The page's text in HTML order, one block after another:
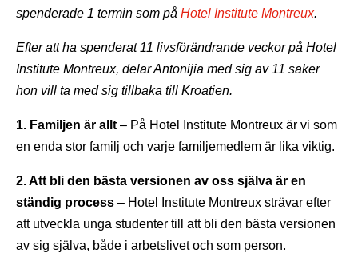
spenderade 1 termin som på Hotel Institute Montreux.
Efter att ha spenderat 11 livsförändrande veckor på Hotel
Institute Montreux, delar Antonijia med sig av 11 saker
hon vill ta med sig tillbaka till Kroatien.
1. Familjen är allt – På Hotel Institute Montreux är vi som
en enda stor familj och varje familjemedlem är lika viktig.
2. Att bli den bästa versionen av oss själva är en
ständig process – Hotel Institute Montreux strävar efter
att utveckla unga studenter till att bli den bästa versionen
av sig själva, både i arbetslivet och som person.